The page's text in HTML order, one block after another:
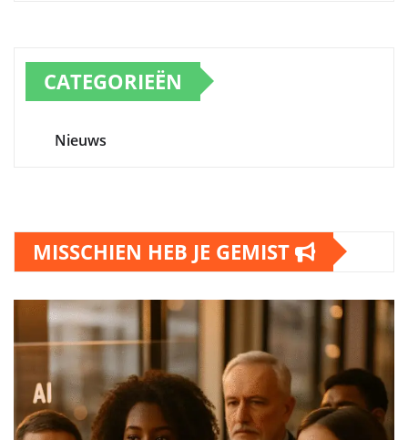
CATEGORIEËN
Nieuws
MISSCHIEN HEB JE GEMIST